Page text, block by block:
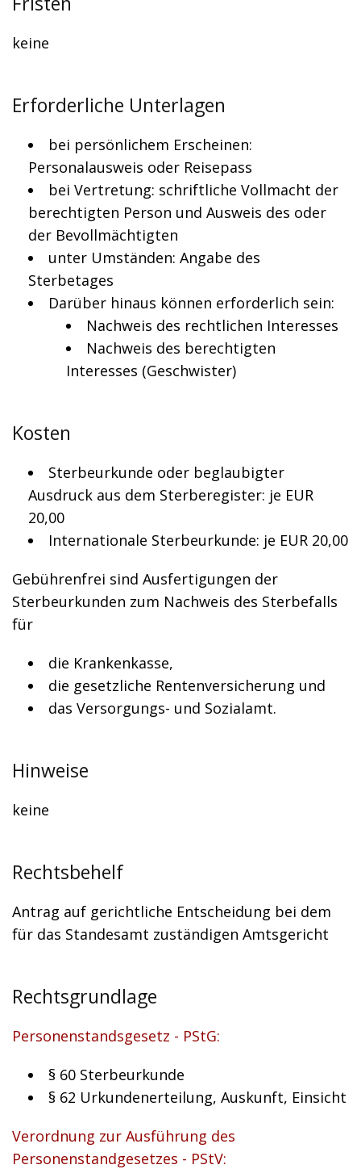
keine
Erforderliche Unterlagen
bei persönlichem Erscheinen:
Personalausweis oder Reisepass
bei Vertretung: schriftliche Vollmacht der
berechtigten Person und Ausweis des oder
der Bevollmächtigten
unter Umständen: Angabe des
Sterbetages
Darüber hinaus können erforderlich sein:
Nachweis des rechtlichen Interesses
Nachweis des berechtigten
Interesses (Geschwister)
Kosten
Sterbeurkunde oder beglaubigter
Ausdruck aus dem Sterberegister: je EUR
20,00
Internationale Sterbeurkunde: je EUR 20,00
Gebührenfrei sind Ausfertigungen der
Sterbeurkunden zum Nachweis des Sterbefalls
für
die Krankenkasse,
die gesetzliche Rentenversicherung und
das Versorgungs- und Sozialamt.
Hinweise
keine
Rechtsbehelf
Antrag auf gerichtliche Entscheidung bei dem
für das Standesamt zuständigen Amtsgericht
Rechtsgrundlage
Personenstandsgesetz - PStG:
§ 60 Sterbeurkunde
§ 62 Urkundenerteilung, Auskunft, Einsicht
Verordnung zur Ausführung des
Personenstandgesetzes - PStV: